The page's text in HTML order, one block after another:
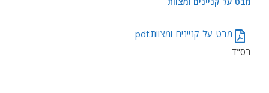
מבט-על-קניינים-ומצוות.pdf
בס"ד